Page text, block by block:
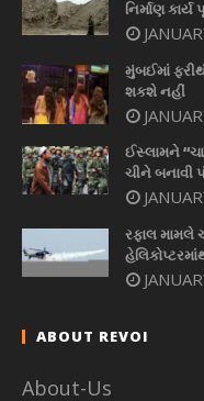
નિર્માણ
મુંબઈમાં
શકશે નહીં
ઈસ્લામને
ચીને બનાવી
રફાલ મામલે
ABOUT REVOI
About-Us